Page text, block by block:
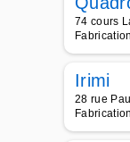
74 cours
Irimi
28 rue